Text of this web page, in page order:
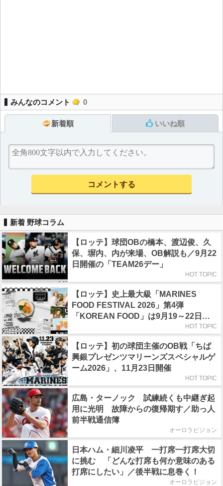
みんなのコメント 0
新着順 いいね順
新着 野球コラム
【ロッテ】球団OBの橋本、渡辺俊、久
保、塀内、内が来場、OB解説も／9月22
日開催の「TEAM26デー」
HOT TOPIC
【ロッテ】史上最大級「MARINES
FOOD FESTIVAL 2026」第4弾
「KOREAN FOOD」は9月19～22日／
HOT TOPIC
【ロッテ】初の球団主催のOB戦「ちば
興銀プレゼンツマリーンズスペシャルゲ
ーム2026」、11月23日開催
HOT TOPIC
広島・ターノック 試練続くも中継ぎ起
用に光明 故障からの復帰期す／助っ人
前半戦通信簿
オーロラビジョン
日本ハム・細川凌平 一打席一打席大切
に挑む 「どんな打席も何か意味のある
打席にしたい」／後半戦に息巻く！
オーロラビジョン